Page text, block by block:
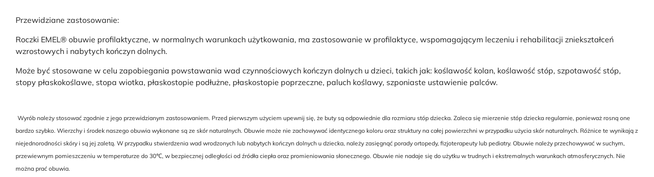
Przewidziane zastosowanie:
Roczki EMEL® obuwie profilaktyczne, w normalnych warunkach użytkowania, ma zastosowanie w profilaktyce, wspomagającym leczeniu i rehabilitacji zniekształceń
wzrostowych i nabytych kończyn dolnych.
Może być stosowane w celu zapobiegania powstawania wad czynnościowych kończyn dolnych u dzieci, takich jak: koślawość kolan, koślawość stóp, szpotawość stóp,
stopy płaskokoślawe, stopa wiotka, płaskostopie podłużne, płaskostopie poprzeczne, paluch koślawy, szponiaste ustawienie palców.
Wyrób należy stosować zgodnie z jego przewidzianym zastosowaniem. Przed pierwszym użyciem upewnij się, że buty są odpowiednie dla rozmiaru stóp dziecka. Zaleca się mierzenie stóp dziecka regularnie, ponieważ rosną one
bardzo szybko. Wierzchy i środek naszego obuwia wykonane są ze skór naturalnych. Obuwie może nie zachowywać identycznego koloru oraz struktury na całej powierzchni w przypadku użycia skór naturalnych. Różnice te wynikają z
niejednorodności skóry i są jej zaletą. W przypadku stwierdzenia wad wrodzonych lub nabytych kończyn dolnych u dziecka, należy zasięgnąć porady ortopedy, fizjoterapeuty lub pediatry. Obuwie należy przechowywać w suchym,
przewiewnym pomieszczeniu w temperaturze do 30℃, w bezpiecznej odległości od źródła ciepła oraz promieniowania słonecznego. Obuwie nie nadaje się do użytku w trudnych i ekstremalnych warunkach atmosferycznych. Nie
można prać obuwia.